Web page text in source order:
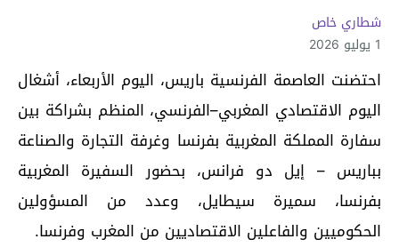
شطاري خاص
1 يوليو 2026
احتضنت العاصمة الفرنسية باريس، اليوم الأربعاء، أشغال
اليوم الاقتصادي المغربي–الفرنسي، المنظم بشراكة بين
سفارة المملكة المغربية بفرنسا وغرفة التجارة والصناعة
بباريس – إيل دو فرانس، بحضور السفيرة المغربية
بفرنسا، سميرة سيطايل، وعدد من المسؤولين
الحكوميين والفاعلين الاقتصاديين من المغرب وفرنسا.